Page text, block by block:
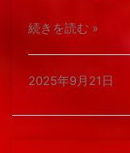
続きを読む »
2025年9月21日